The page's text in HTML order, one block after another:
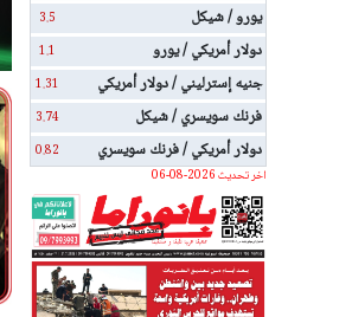
يورو / شيكل 3.5
دولار أمريكي / يورو 1.1
جنيه إسترليني / دولار أمريكي 1.31
فرنك سويسري / شيكل 3.74
دولار أمريكي / فرنك سويسري
0.82
اخر تحديث 2026-08-06